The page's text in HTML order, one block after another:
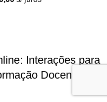
Interações para
Docente